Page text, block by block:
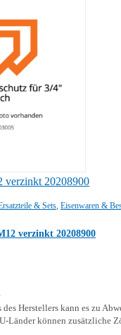
& Sets Eisenwaren &
verzinkt 20208900
des Herstellers kann es zu
Länder können zusätzliche